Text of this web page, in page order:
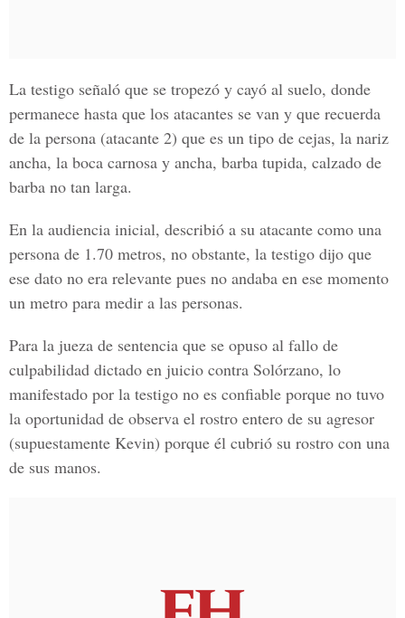
La testigo señaló que se tropezó y cayó al suelo, donde
permanece hasta que los atacantes se van y que recuerda
de la persona (atacante 2) que es un tipo de cejas, la nariz
ancha, la boca carnosa y ancha, barba tupida, calzado de
barba no tan larga.
En la audiencia inicial, describió a su atacante como una
persona de 1.70 metros, no obstante, la testigo dijo que
ese dato no era relevante pues no andaba en ese momento
un metro para medir a las personas.
Para la jueza de sentencia que se opuso al fallo de
culpabilidad dictado en juicio contra Solórzano, lo
manifestado por la testigo no es confiable porque no tuvo
la oportunidad de observa el rostro entero de su agresor
(supuestamente Kevin) porque él cubrió su rostro con una
de sus manos.